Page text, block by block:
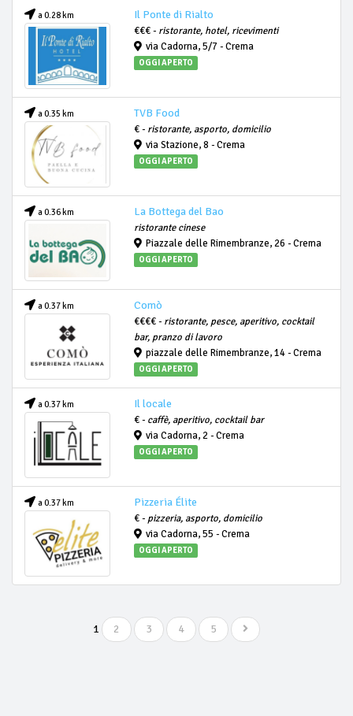
a 0.28 km Il Ponte di Rialto
€€€ - ristorante, hotel, ricevimenti
via Cadorna, 5/7 - Crema
OGGI APERTO
a 0.35 km TVB Food
€ - ristorante, asporto, domicilio
via Stazione, 8 - Crema
OGGI APERTO
a 0.36 km La Bottega del Bao
ristorante cinese
Piazzale delle Rimembranze, 26 - Crema
OGGI APERTO
a 0.37 km Comò
€€€€ - ristorante, pesce, aperitivo, cocktail
bar, pranzo di lavoro
piazzale delle Rimembranze, 14 - Crema
OGGI APERTO
a 0.37 km Il locale
€ - caffè, aperitivo, cocktail bar
via Cadorna, 2 - Crema
OGGI APERTO
a 0.37 km Pizzeria Élite
€ - pizzeria, asporto, domicilio
via Cadorna, 55 - Crema
OGGI APERTO
1 2 3 4 5